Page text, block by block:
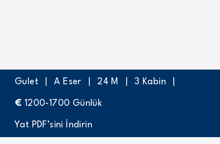
Gulet A Eser 24 M 3 Kabin
€ 1200-1700 Günlük
Yat PDF’sini İndirin